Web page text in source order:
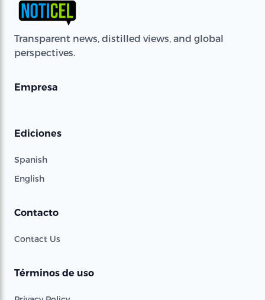
Transparent news, distilled views, and global
perspectives.
Empresa
Ediciones
Spanish
English
Contacto
Contact Us
Términos de uso